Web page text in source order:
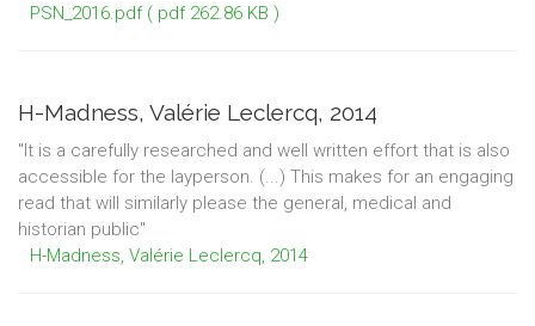
PSN_2016.pdf ( pdf 262.86 KB )
H-Madness, Valérie Leclercq, 2014
"It is a carefully researched and well written effort that is also
accessible for the layperson. (...) This makes for an engaging
read that will similarly please the general, medical and
historian public"
H-Madness, Valérie Leclercq, 2014